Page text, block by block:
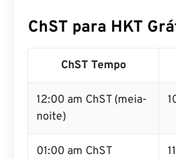
ChST para HKT
ChST Tempo
12:00 am ChST (meia-
noite)
01:00 am ChST